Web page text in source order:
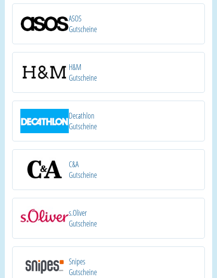
ASOS
Gutscheine
H&M
Gutscheine
Decathlon
Gutscheine
C&A
Gutscheine
s.Oliver
Gutscheine
Snipes
Gutscheine